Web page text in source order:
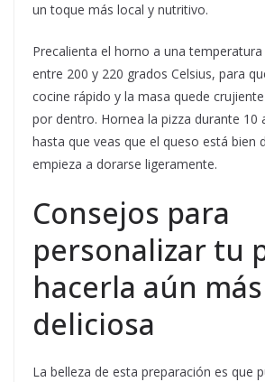
un toque más local y nutritivo.
Precalienta el horno a una
entre 200 y 220 grados Celsius, para
cocine rápido y la masa quede
por dentro. Hornea la pizza durante 10
hasta que veas que el queso está bien
empieza a dorarse ligeramente.
Consejos para
personalizar tu
hacerla aún más
deliciosa
La belleza de esta preparación es que